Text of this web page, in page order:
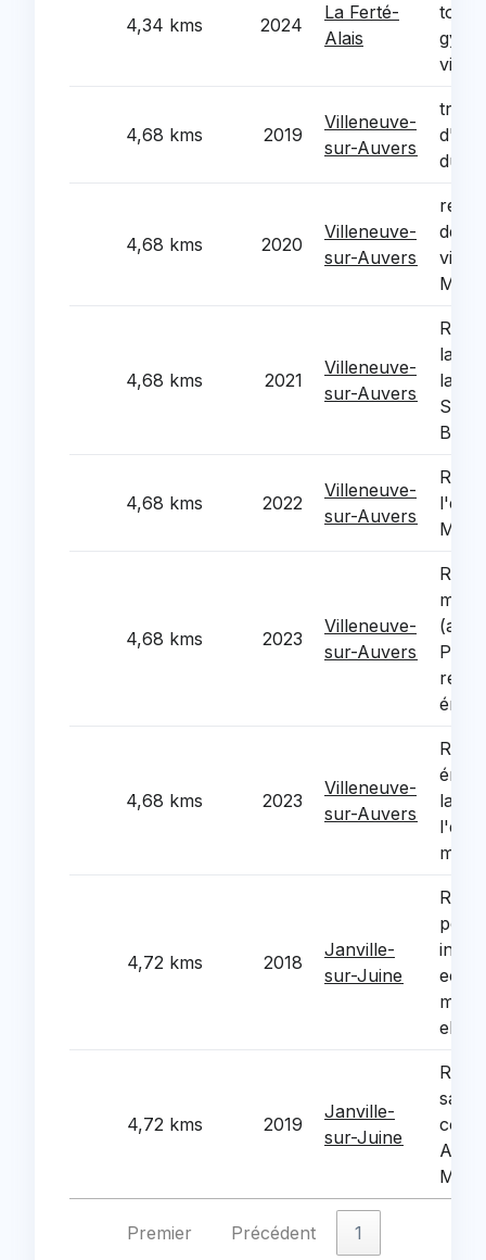
4,34 kms 2024
La Ferté-
Alais
vilain
4,68 kms 2019
Villeneuve-
sur-Auvers
du
4,68 kms 2020
Villeneuve-
sur-Auvers
des
4,68 kms 2021
Villeneuve-
sur-Auvers
la
la
4,68 kms 2022
Villeneuve-
sur-Auvers
4,68 kms 2023
Villeneuve-
sur-Auvers
PMR
4,68 kms 2023
Villeneuve-
sur-Auvers
la
4,72 kms 2018
Janville-
sur-Juine
4,72 kms 2019
Janville-
sur-Juine
salle
Premier Précédent 1